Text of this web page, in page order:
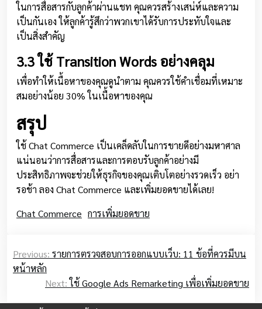
ในการสื่อสารกับลูกค้าผ่านแชท คุณควรสร้างเสน่ห์และความ
เป็นกันเอง ให้ลูกค้ารู้สึกว่าพวกเขาได้รับการประทับใจและ
เป็นสิ่งสำคัญ
3.3 ใช้ Transition Words อย่างคลุม
เพื่อทำให้เนื้อหาของคุณดูนำตาม คุณควรใช้คำเชื่อมที่เหมาะ
สมอย่างน้อย 30% ในเนื้อหาของคุณ
สรุป
ใช้ Chat Commerce เป็นเคล็ดลับในการขายดีอย่างมหาศาล
แน่นอนว่าการสื่อสารและการตอบรับลูกค้าอย่างมี
ประสิทธิภาพจะช่วยให้ธุรกิจของคุณเติบโตอย่างรวดเร็ว อย่า
รอช้า ลอง Chat Commerce และเพิ่มยอดขายได้เลย!
Chat Commerce การเพิ่มยอดขาย
navigation
Previous: รายการตรวจสอบการออกแบบเว็บ: 11 ข้อที่ควรมีบน
หน้าหลัก
Next: ใช้ Google Ads Remarketing เพื่อเพิ่มยอดขาย